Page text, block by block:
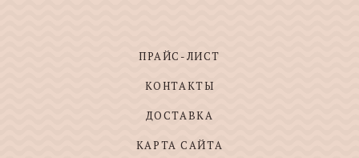
ПРАЙС-ЛИСТ
КОНТАКТЫ
ДОСТАВКА
КАРТА САЙТА